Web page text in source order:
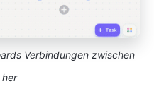
Verbindungen zwischen